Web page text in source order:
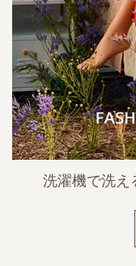
洗濯機で洗え